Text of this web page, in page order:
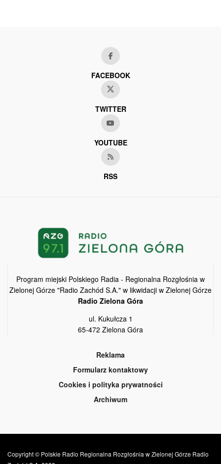
FACEBOOK
TWITTER
YOUTUBE
RSS
Program miejski Polskiego Radia - Regionalna Rozgłośnia w
Zielonej Górze "Radio Zachód S.A." w likwidacji w Zielonej Górze
Radio Zielona Góra
ul. Kukułcza 1
65-472 Zielona Góra
Reklama
Formularz kontaktowy
Cookies i polityka prywatności
Archiwum
Copyright © Polskie Radio Regionalna Rozgłośnia w Zielonej Górze Radio